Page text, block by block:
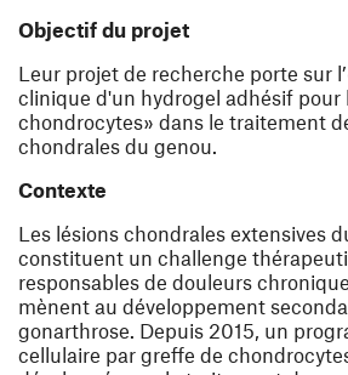
Objectif du projet
Leur projet de recherche porte sur
clinique d'un hydrogel adhésif
chondrocytes» dans le traitement
chondrales du genou.
Contexte
Les lésions chondrales extensives
constituent un challenge
responsables de douleurs
mènent au développement
gonarthrose. Depuis 2015, un
cellulaire par greffe de